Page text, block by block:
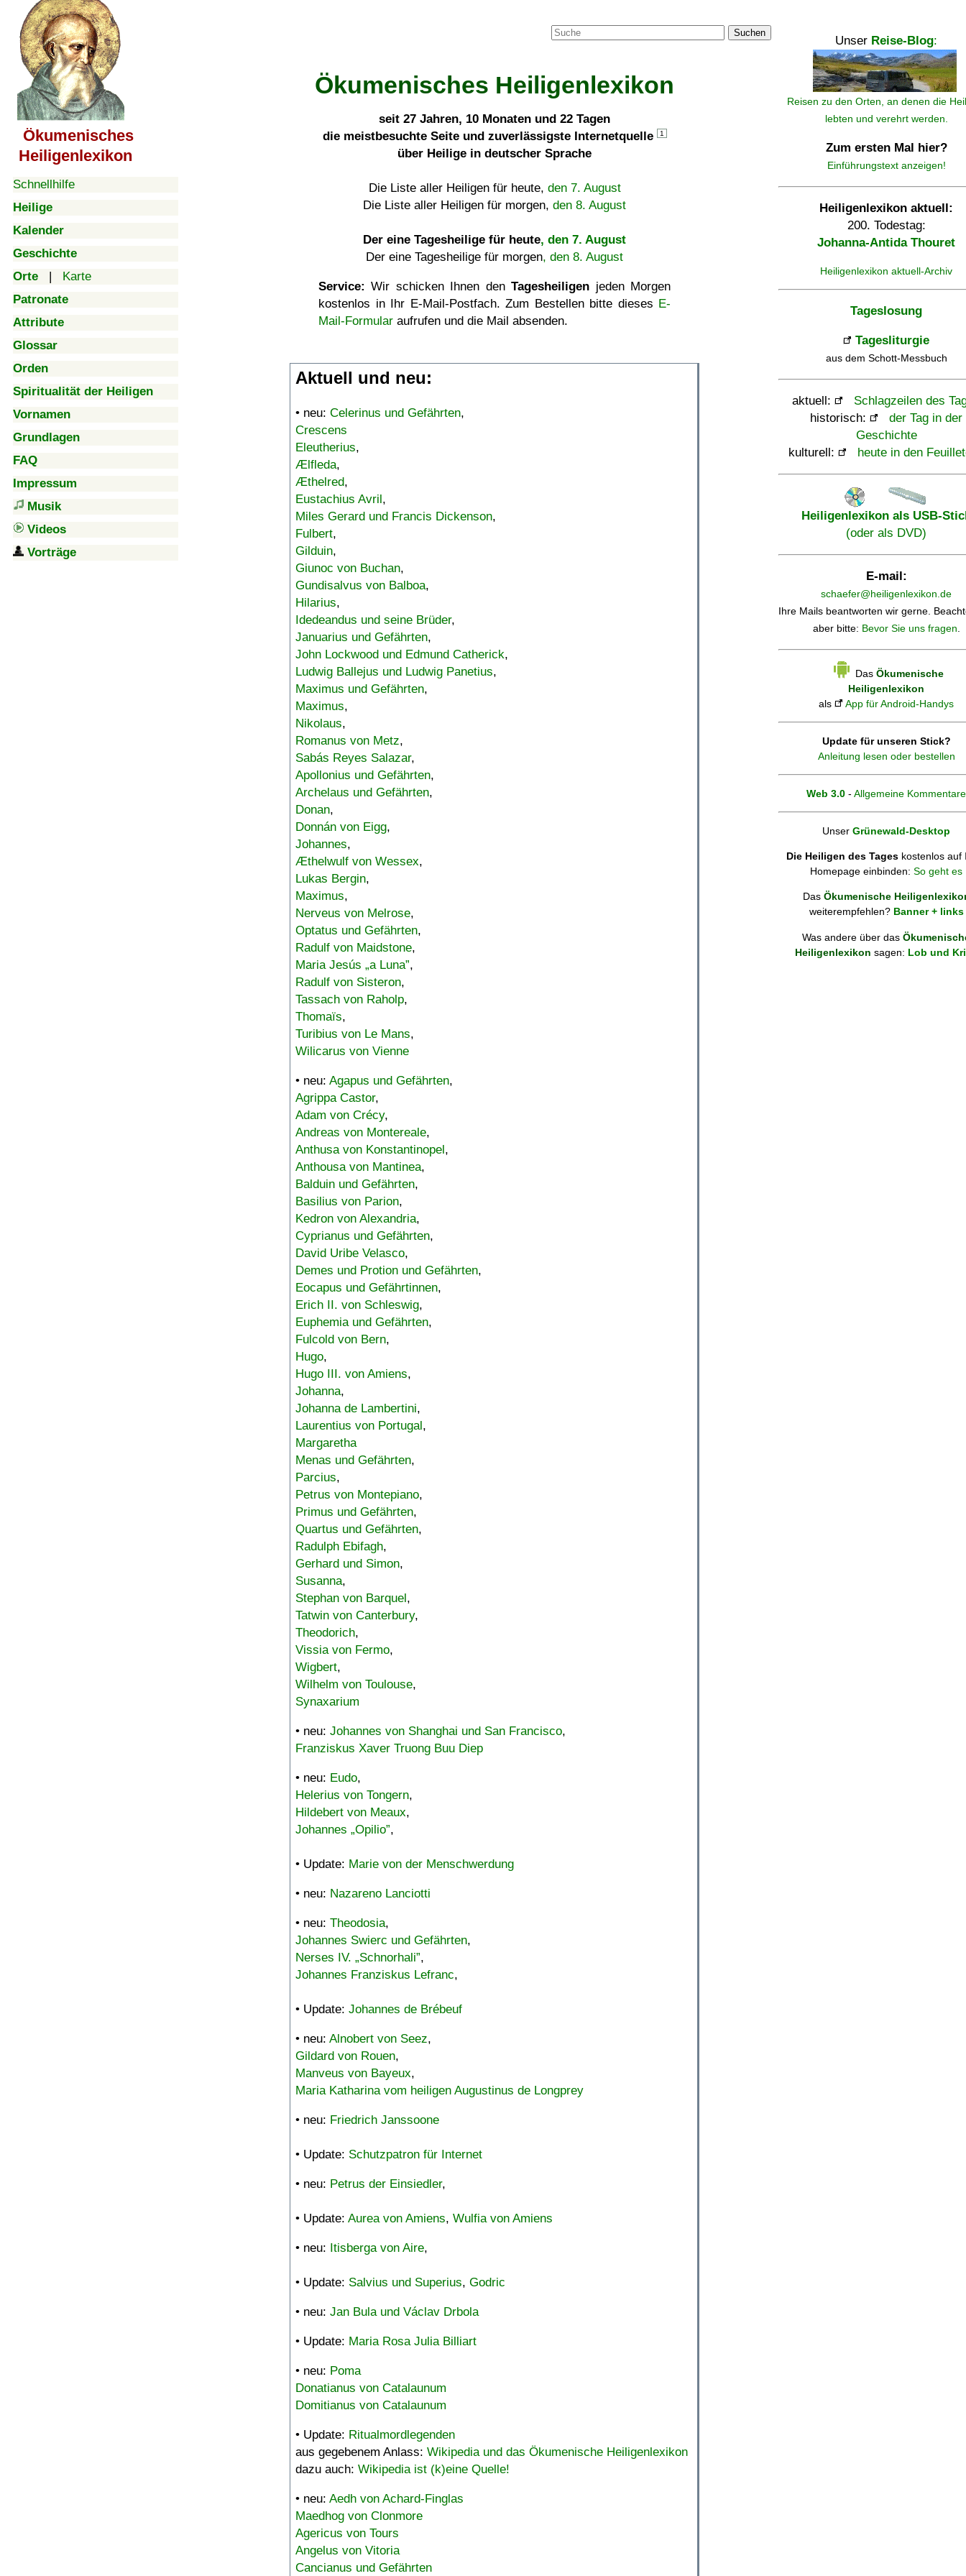
Ökumenisches
Heiligenlexikon
Schnellhilfe
Heilige
Kalender
Geschichte
Orte | Karte
Patronate
Attribute
Glossar
Orden
Spiritualität der Heiligen
Vornamen
Grundlagen
FAQ
Impressum
Musik
Videos
Vorträge
Suchen
Ökumenisches Heiligenlexikon
seit 27 Jahren, 10 Monaten und 22 Tagen
die meistbesuchte Seite und zuverlässigste Internetquelle
1
über Heilige in deutscher Sprache
Die Liste aller Heiligen für heute, den 7. August
Die Liste aller Heiligen für morgen, den 8. August
Der eine Tagesheilige für heute, den 7. August
Der eine Tagesheilige für morgen, den 8. August
Service: Wir schicken Ihnen denTagesheiligen jeden Morgen
kostenlos in Ihr E-Mail-Postfach. Zum Bestellen bitte dieses E-
Mail-Formular aufrufen und die Mail absenden.
Aktuell und neu:
• neu: Celerinus und Gefährten,
Crescens
Eleutherius,
Ælfleda,
Æthelred,
Eustachius Avril,
Miles Gerard und Francis Dickenson,
Fulbert,
Gilduin,
Giunoc von Buchan,
Gundisalvus von Balboa,
Hilarius,
Idedeandus und seine Brüder,
Januarius und Gefährten,
John Lockwood und Edmund Catherick,
Ludwig Ballejus und Ludwig Panetius,
Maximus und Gefährten,
Maximus,
Nikolaus,
Romanus von Metz,
Sabás Reyes Salazar,
Apollonius und Gefährten,
Archelaus und Gefährten,
Donan,
Donnán von Eigg,
Johannes,
Æthelwulf von Wessex,
Lukas Bergin,
Maximus,
Nerveus von Melrose,
Optatus und Gefährten,
Radulf von Maidstone,
Maria Jesús „a Luna”,
Radulf von Sisteron,
Tassach von Raholp,
Thomaïs,
Turibius von Le Mans,
Wilicarus von Vienne
• neu: Agapus und Gefährten,
Agrippa Castor,
Adam von Crécy,
Andreas von Montereale,
Anthusa von Konstantinopel,
Anthousa von Mantinea,
Balduin und Gefährten,
Basilius von Parion,
Kedron von Alexandria,
Cyprianus und Gefährten,
David Uribe Velasco,
Demes und Protion und Gefährten,
Eocapus und Gefährtinnen,
Erich II. von Schleswig,
Euphemia und Gefährten,
Fulcold von Bern,
Hugo,
Hugo III. von Amiens,
Johanna,
Johanna de Lambertini,
Laurentius von Portugal,
Margaretha
Menas und Gefährten,
Parcius,
Petrus von Montepiano,
Primus und Gefährten,
Quartus und Gefährten,
Radulph Ebifagh,
Gerhard und Simon,
Susanna,
Stephan von Barquel,
Tatwin von Canterbury,
Theodorich,
Vissia von Fermo,
Wigbert,
Wilhelm von Toulouse,
Synaxarium
• neu: Johannes von Shanghai und San Francisco,
Franziskus Xaver Truong Buu Diep
• neu: Eudo,
Helerius von Tongern,
Hildebert von Meaux,
Johannes „Opilio”,
• Update: Marie von der Menschwerdung
• neu: Nazareno Lanciotti
• neu: Theodosia,
Johannes Swierc und Gefährten,
Nerses IV. „Schnorhali”,
Johannes Franziskus Lefranc,
• Update: Johannes de Brébeuf
• neu: Alnobert von Seez,
Gildard von Rouen,
Manveus von Bayeux,
Maria Katharina vom heiligen Augustinus de Longprey
• neu: Friedrich Janssoone
• Update: Schutzpatron für Internet
• neu: Petrus der Einsiedler,
• Update: Aurea von Amiens, Wulfia von Amiens
• neu: Itisberga von Aire,
• Update: Salvius und Superius, Godric
• neu: Jan Bula und Václav Drbola
• Update: Maria Rosa Julia Billiart
• neu: Poma
Donatianus von Catalaunum
Domitianus von Catalaunum
• Update: Ritualmordlegenden
aus gegebenem Anlass: Wikipedia und das Ökumenische Heiligenlexikon
dazu auch: Wikipedia ist (k)eine Quelle!
• neu: Aedh von Achard-Finglas
Maedhog von Clonmore
Agericus von Tours
Angelus von Vitoria
Cancianus und Gefährten
Unser Reise-Blog:
Reisen zu den Orten, an denen die
lebten und verehrt werden.
Zum ersten Mal hier?
Einführungstext anzeigen!
Heiligenlexikon aktuell:
200. Todestag:
Johanna-Antida Thouret
Heiligenlexikon aktuell-Archiv
Tageslosung
Tagesliturgie
aus dem Schott-Messbuch
aktuell:
Schlagzeilen des
historisch:
der Tag in der
Geschichte
kulturell:
heute in den
Heiligenlexikon als USB-
(oder als DVD)
E-mail:
schaefer@heiligenlexikon.de
Ihre Mails beantworten wir gerne.
aber bitte: Bevor Sie uns fragen.
Das Ökumenische
Heiligenlexikon
als
App für Android-Handys
Update für unseren Stick?
Anleitung lesen oder bestellen
Web 3.0 - Allgemeine Kommentare
Unser Grünewald-Desktop
Die Heiligen des Tages kostenlos auf
Homepage einbinden: So geht es
Das Ökumenische
weiterempfehlen? Banner + links
Was andere über das
Heiligenlexikon sagen: Lob und